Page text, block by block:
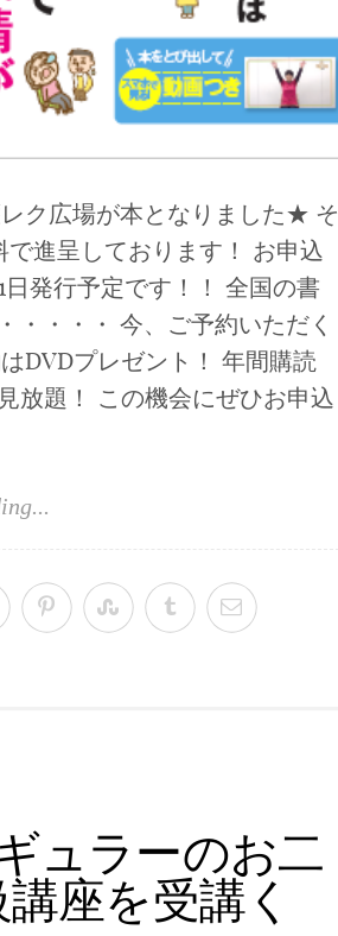
ク広場が本となりました★ そ
で進呈しております！ お申込
発行予定です！！ 全国の書
・・・・ 今、ご予約いただく
DVDプレゼント！ 年間購読
放題！ この機会にぜひお申込
ュラーのお二
座を受講く